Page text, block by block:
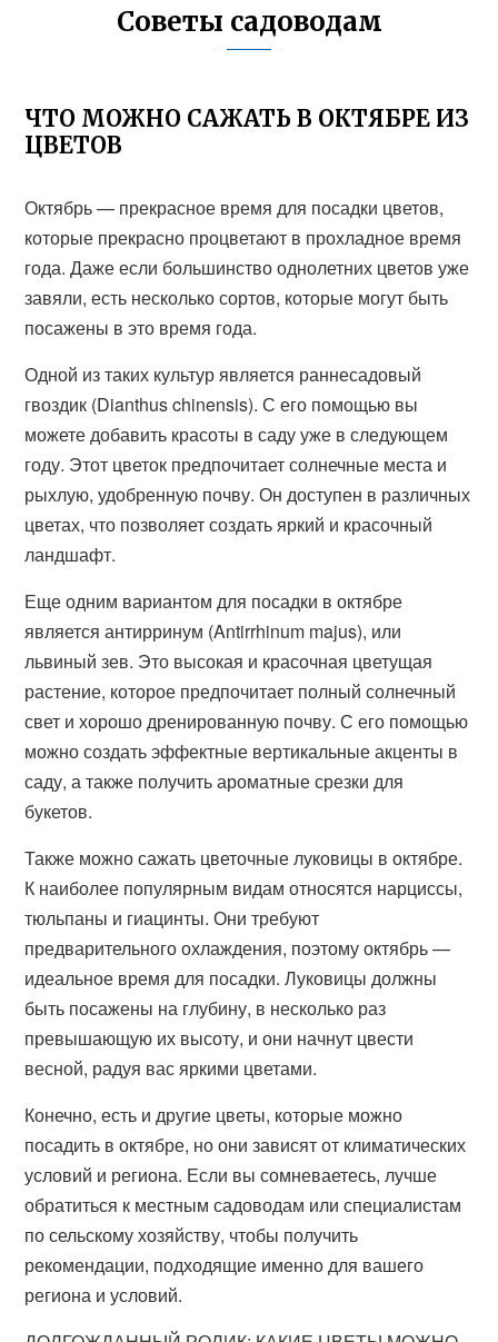
Советы садоводам
ЧТО МОЖНО САЖАТЬ В ОКТЯБРЕ ИЗ
ЦВЕТОВ
Октябрь — прекрасное время для посадки цветов,
которые прекрасно процветают в прохладное время
года. Даже если большинство однолетних цветов уже
завяли, есть несколько сортов, которые могут быть
посажены в это время года.
Одной из таких культур является раннесадовый
гвоздик (Dianthus chinensis). С его помощью вы
можете добавить красоты в саду уже в следующем
году. Этот цветок предпочитает солнечные места и
рыхлую, удобренную почву. Он доступен в различных
цветах, что позволяет создать яркий и красочный
ландшафт.
Еще одним вариантом для посадки в октябре
является антирринум (Antirrhinum majus), или
львиный зев. Это высокая и красочная цветущая
растение, которое предпочитает полный солнечный
свет и хорошо дренированную почву. С его помощью
можно создать эффектные вертикальные акценты в
саду, а также получить ароматные срезки для
букетов.
Также можно сажать цветочные луковицы в октябре.
К наиболее популярным видам относятся нарциссы,
тюльпаны и гиацинты. Они требуют
предварительного охлаждения, поэтому октябрь —
идеальное время для посадки. Луковицы должны
быть посажены на глубину, в несколько раз
превышающую их высоту, и они начнут цвести
весной, радуя вас яркими цветами.
Конечно, есть и другие цветы, которые можно
посадить в октябре, но они зависят от климатических
условий и региона. Если вы сомневаетесь, лучше
обратиться к местным садоводам или специалистам
по сельскому хозяйству, чтобы получить
рекомендации, подходящие именно для вашего
региона и условий.